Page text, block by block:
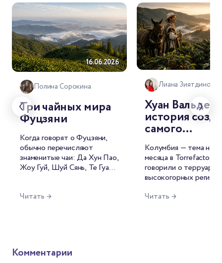
16.06.2026
Полина Сорокина
Три чайных мира
Фуцзяни
Когда говорят о Фуцзяни,
обычно перечисляют
знаменитые чаи: Да Хун Пао,
Жоу Гуй, Шуй Сянь, Те Гуань
этих названий знакомо
провинции, тем меньше
Читать →
Лиана Зиятдинова
Хуан Вальдес:
история
самого
узнаваемого
бренда
кофе и его
прототипа —
реального
Колумбия — тема
месяца в Torrefacto.
говорили о терруаре,
высокогорных
кислотности местной
Читать →
Комментарии